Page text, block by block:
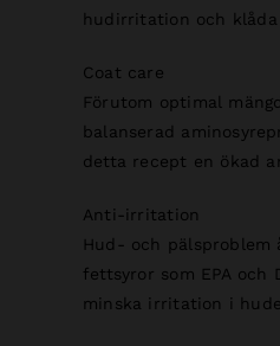
hudirritation och klåda
Coat care
Förutom optimal
balanserad
detta recept en ökad
Anti-irritation
Hud- och
fettsyror som EPA och
minska irritation i